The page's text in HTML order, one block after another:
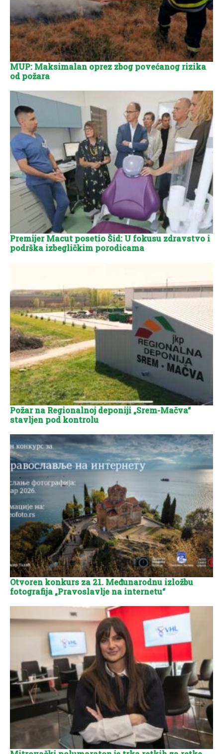
MUP: Maksimalan oprez zbog povećanog rizika
od požara
Premijer Macut posetio Šid: U fokusu zdravstvo i
podrška izbegličkim porodicama
Požar na Regionalnoj deponiji „Srem-Mačva“
stavljen pod kontrolu
Otvoren konkurs za 21. Međunarodnu izložbu
fotografija „Pravoslavlje na internetu“